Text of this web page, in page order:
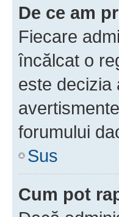
De ce am
Fiecare
încălcat o
este decizia
forumului
Sus
Cum pot